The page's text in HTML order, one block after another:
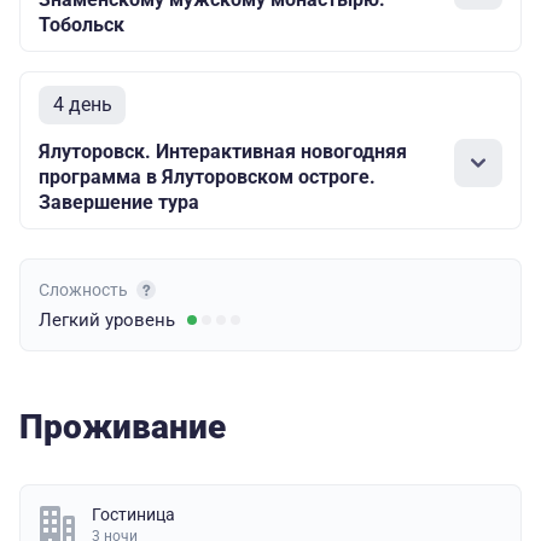
Тобольск
4 день
Ялуторовск. Интерактивная новогодняя
программа в Ялуторовском остроге.
Завершение тура
Сложность
Легкий уровень
Проживание
Гостиница
3 ночи